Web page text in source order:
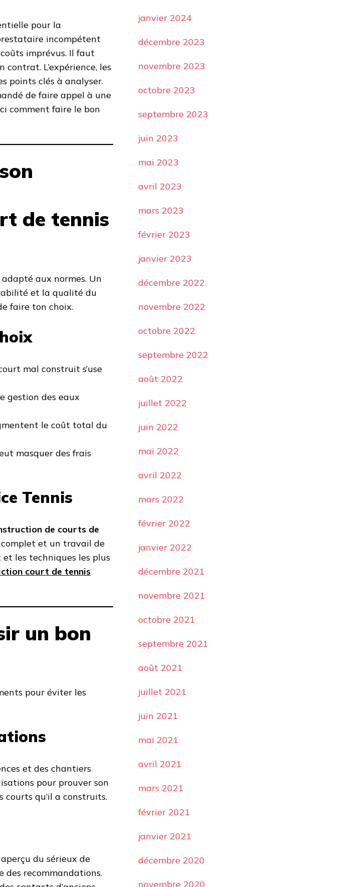
pour la
incompétent
imprévus. Il faut
L’expérience, les
points clés à analyser.
de faire appel à une
comment faire le bon
de tennis
aux normes. Un
et la qualité du
faire ton choix.
mal construit s’use
gestion des eaux
le coût total du
masquer des frais
Tennis
de courts de
et un travail de
les techniques les plus
court de tennis
un bon
pour éviter les
et des chantiers
pour prouver son
courts qu’il a construits.
du sérieux de
des recommandations.
janvier 2024
décembre 2023
novembre 2023
octobre 2023
septembre 2023
juin 2023
mai 2023
avril 2023
mars 2023
février 2023
janvier 2023
décembre 2022
novembre 2022
octobre 2022
septembre 2022
août 2022
juillet 2022
juin 2022
mai 2022
avril 2022
mars 2022
février 2022
janvier 2022
décembre 2021
novembre 2021
octobre 2021
septembre 2021
août 2021
juillet 2021
juin 2021
mai 2021
avril 2021
mars 2021
février 2021
janvier 2021
décembre 2020
novembre 2020